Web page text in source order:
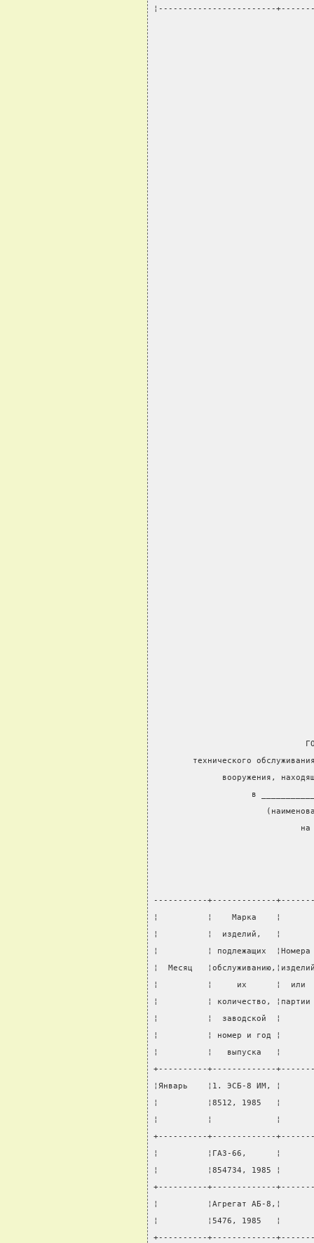
¦------------------------
технического
вооружения,
в
на
-----------+-------------
¦          ¦    Марка    ¦
¦          ¦  изделий,   ¦
¦          ¦ подлежащих
¦  Месяц
¦          ¦     их      ¦  или
¦          ¦ количество,
¦          ¦  заводской  ¦       ¦ 1х
¦          ¦ номер и год ¦
¦          ¦   выпуска   ¦
+----------+-------------
¦Январь    ¦1. ЭСБ-8 ИМ,
¦          ¦8512, 1985   ¦
¦          ¦             ¦
+----------+-------------
¦          ¦ГАЗ-66,      ¦
¦          ¦854734, 1985
+----------+-------------
¦          ¦Агрегат АБ-
¦          ¦5476, 1985
+----------+-------------